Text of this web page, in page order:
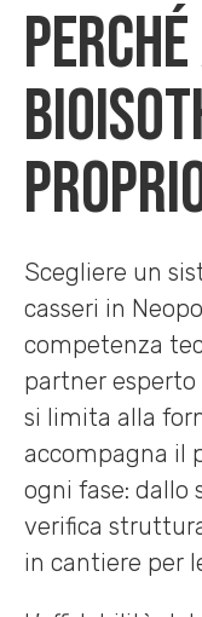
Scegliere un
casseri in
competenza
partner
si limita alla
accompagna il
ogni fase: dallo
verifica
in cantiere per